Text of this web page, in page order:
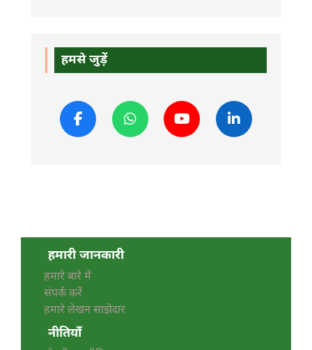
हमसे जुड़ें
हमारी जानकारी
हमारे बारे में
संपर्क करें
हमारे लेखन साझेदार
नीतियाँ